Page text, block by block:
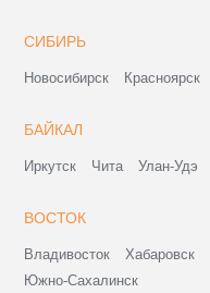
СИБИРЬ
Новосибирск Красноярск
БАЙКАЛ
Иркутск Чита Улан-Удэ
ВОСТОК
Владивосток Хабаровск
Южно-Сахалинск